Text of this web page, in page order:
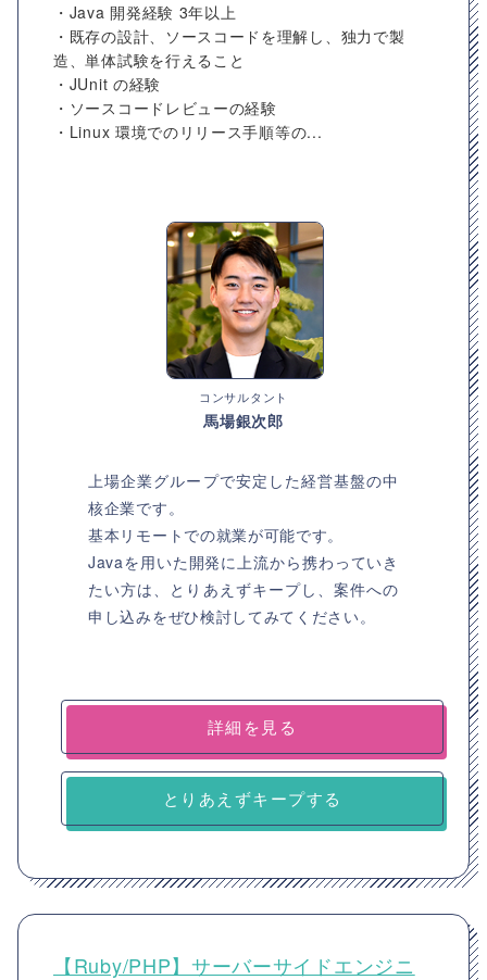
・Java 開発経験 3年以上
・既存の設計、ソースコードを理解し、独力で製
造、単体試験を行えること
・JUnit の経験
・ソースコードレビューの経験
・Linux 環境でのリリース手順等の...
コンサルタント
馬場銀次郎
上場企業グループで安定した経営基盤の中
核企業です。
基本リモートでの就業が可能です。
Javaを用いた開発に上流から携わっていき
たい方は、とりあえずキープし、案件への
申し込みをぜひ検討してみてください。
詳細を見る
とりあえずキープする
【Ruby/PHP】サーバーサイドエンジニ